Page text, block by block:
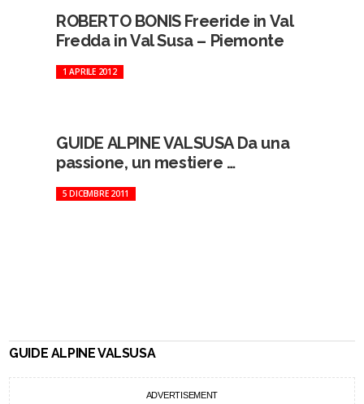
ROBERTO BONIS Freeride in Val
Fredda in Val Susa – Piemonte
1 APRILE 2012
GUIDE ALPINE VALSUSA Da una
passione, un mestiere …
5 DICEMBRE 2011
GUIDE ALPINE VALSUSA
ADVERTISEMENT